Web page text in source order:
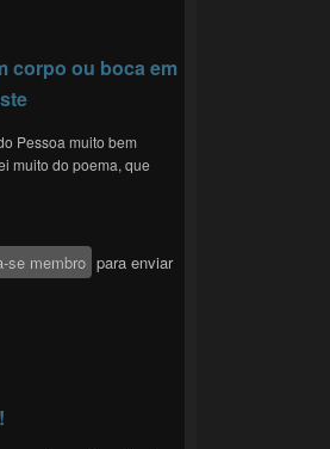
corpo ou boca em
Pessoa muito bem
muito do poema, que
se membro para enviar